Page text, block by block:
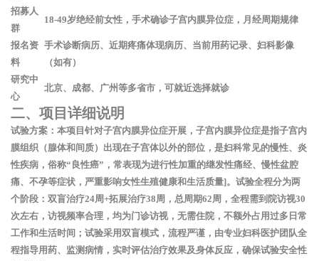
招募人
群
18-49岁绝经前女性，手术确诊子宫内膜异位症，月经周期规律
报名资
料
手术诊断病历、近期疼痛体现病历、当前用药记录、妇科影像
（如有）
研究中
心
北京、成都、广州等多省市，可就近选择就诊
二、项目详细说明
试验方案 ：本项目针对子宫内膜异位症开展，子宫内膜异位症是指子宫内
膜组织（腺体和间质）出现在子宫体以外的部位，是妇科常见的慢性、炎
性疾病，俗称“良性癌”，常表现为进行性加重的继发性痛经、慢性盆腔
痛、不孕等症状，严重影响女性生殖健康和生活质量]。试验全程分为两
个阶段：双盲治疗24周+拓展治疗38周，总周期62周，全程需到院访视30
次左右，访视频率合理，均为门诊访视，无需住院，不额外占用过多日常
工作和生活时间；试验采用双盲模式，流程严谨，由专业妇科医护团队全
程指导用药、监测病情，实时评估治疗效果及身体反应，确保试验安全性